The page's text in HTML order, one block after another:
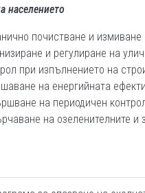
населението
почистване и
и регулиране на
при изпълнението на
на енергийната
на периодичен
на озеленителните и